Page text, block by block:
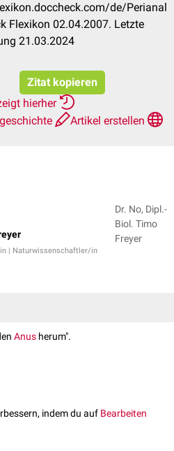
de/Perianal
Flexikon 02.04.2007. Letzte
21.03.2024
Zitat kopieren
hierher
Artikel erstellen
| Naturwissenschaftler/in
Dr. No, Dipl.-
Biol. Timo
Freyer
Anus herum".
indem du auf Bearbeiten